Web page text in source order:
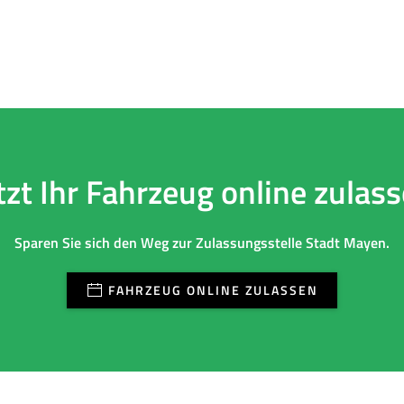
Ihr Fahrzeug online
Sparen Sie sich den Weg zur Zulassungsstelle Stadt Mayen.
FAHRZEUG ONLINE ZULASSEN